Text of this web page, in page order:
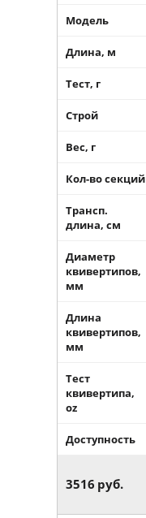
Модель
Длина, м
Тест, г
Строй
Вес, г
Кол-во секций
Трансп.
длина, см
Диаметр
квивертипов,
мм
Длина
квивертипов,
мм
Тест
квивертипа,
oz
Доступность
3516 руб.